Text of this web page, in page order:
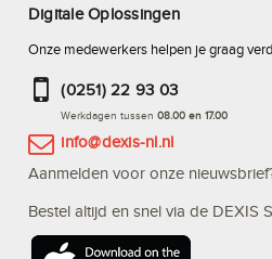
Digitale Oplossingen
Onze medewerkers helpen je graag
(0251) 22 93 03
Werkdagen tussen 08.00 en 17.00
info@dexis-nl.nl
Aanmelden voor onze
Bestel altijd en snel via de DEXIS